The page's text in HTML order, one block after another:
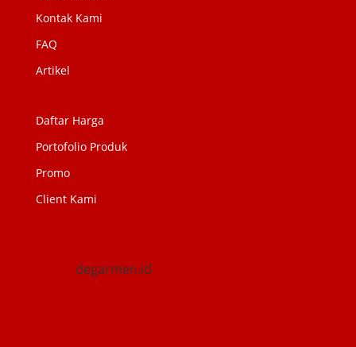
Kontak Kami
FAQ
Artikel
Daftar Harga
Portofolio Produk
Promo
Client Kami
degarmen.id